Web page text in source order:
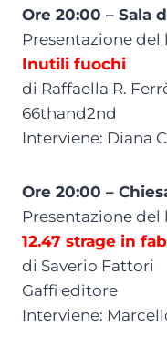
Ore 20:00 – Sala
Presentazione del
Inutili fuochi
di Raffaella R.
66thand2nd
Interviene: Diana
Ore 20:00 –
Presentazione del
12.47 strage in
di Saverio Fattori
Gaffi editore
Interviene: